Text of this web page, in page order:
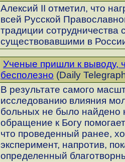
Алексий II отметил, что
всей Русской
традиции
существовавшими в
Ученые пришли к выводу,
бесполезно (Daily
В результате самого
исследованию влияния
больных не было найдено
обращение к Богу
что проведенный ранее,
эксперимент, напротив,
определенный